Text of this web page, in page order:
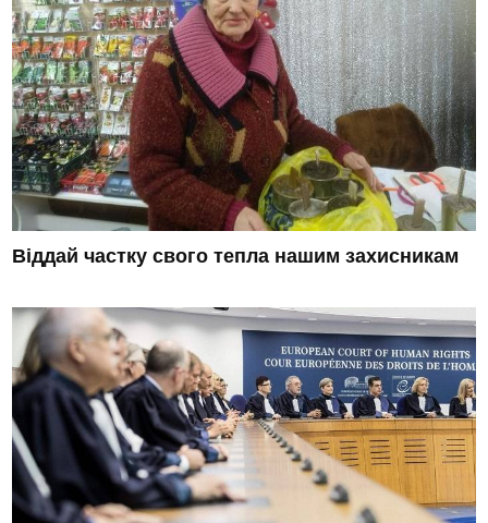
Віддай частку свого тепла нашим захисникам